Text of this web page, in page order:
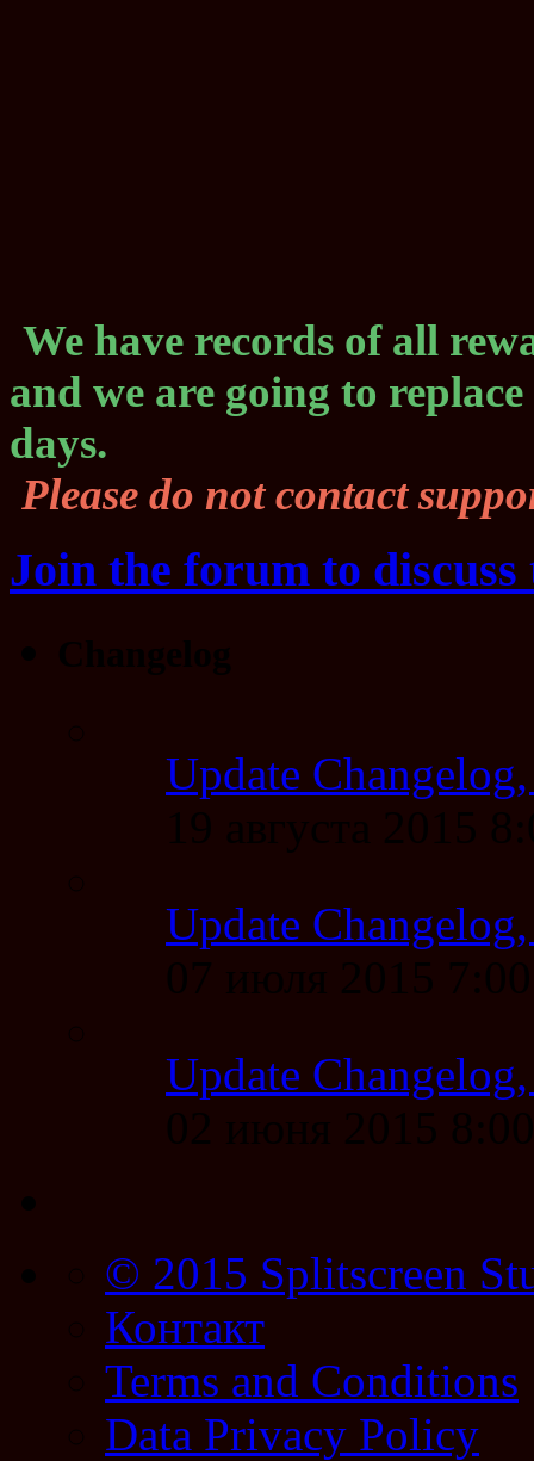
We have records of all
and we are going to
days.
Please do not contact
Join the forum to
Update
Update
Update
© 2015 Splitscreen
Контакт
Terms and Conditions
Data Privacy Policy